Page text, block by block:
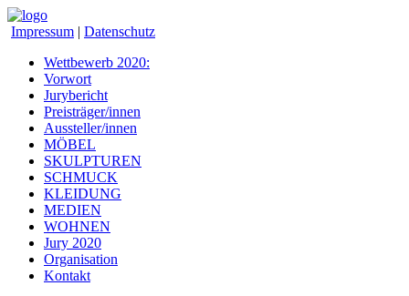
Impressum | Datenschutz
Wettbewerb 2020:
Vorwort
Jurybericht
Preisträger/innen
Aussteller/innen
MÖBEL
SKULPTUREN
SCHMUCK
KLEIDUNG
MEDIEN
WOHNEN
Jury 2020
Organisation
Kontakt